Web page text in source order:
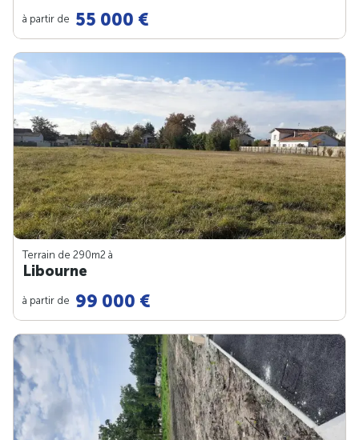
à partir de 55 000 €
Terrain de 290m2 à
Libourne
à partir de 99 000 €